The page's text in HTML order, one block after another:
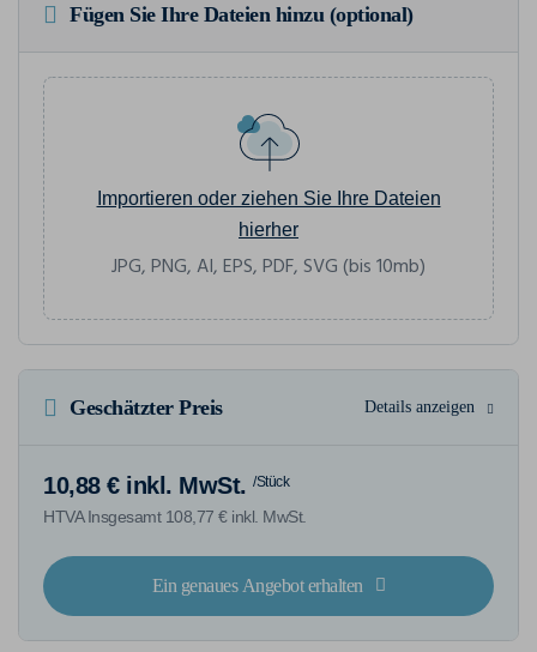
Fügen Sie Ihre Dateien hinzu (optional)
Importieren oder ziehen Sie Ihre Dateien
hierher
JPG, PNG, AI, EPS, PDF, SVG (bis 10mb)
Geschätzter Preis Details anzeigen
10,88 € inkl. MwSt. /Stück
HTVA Insgesamt 108,77 € inkl. MwSt.
Ein genaues Angebot erhalten